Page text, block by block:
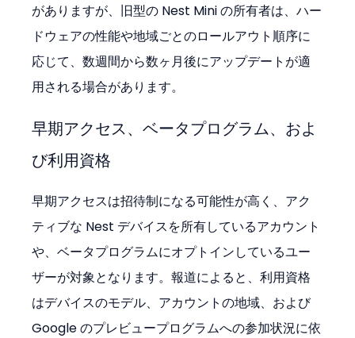
がありますが、旧型の Nest Mini の所有者は、ハー
ドウェアの性能や地域ごとのロールアウト順序に
応じて、数週間から数ヶ月後にアップデートが適
用される場合があります。
早期アクセス、ベータプログラム、およ
び利用資格
早期アクセスは招待制になる可能性が高く、アク
ティブな Nest デバイスを所有しているアカウント
や、ベータプログラムにオプトインしているユー
ザーが対象となります。報道によると、利用資格
はデバイスのモデル、アカウントの地域、および
Google のプレビュープログラムへの参加状況に依